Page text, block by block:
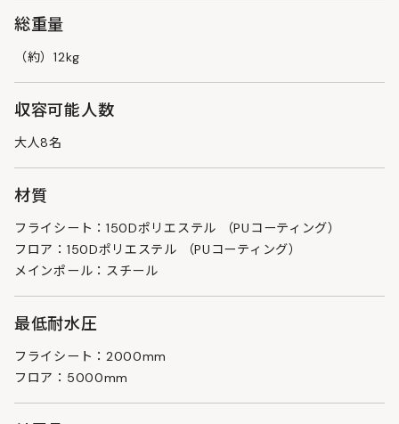
総重量
（約）12kg
収容可能人数
大人8名
材質
フライシート：150Dポリエステル （PUコーティング）
フロア：150Dポリエステル （PUコーティング）
メインポール：スチール
最低耐水圧
フライシート：2000mm
フロア：5000mm